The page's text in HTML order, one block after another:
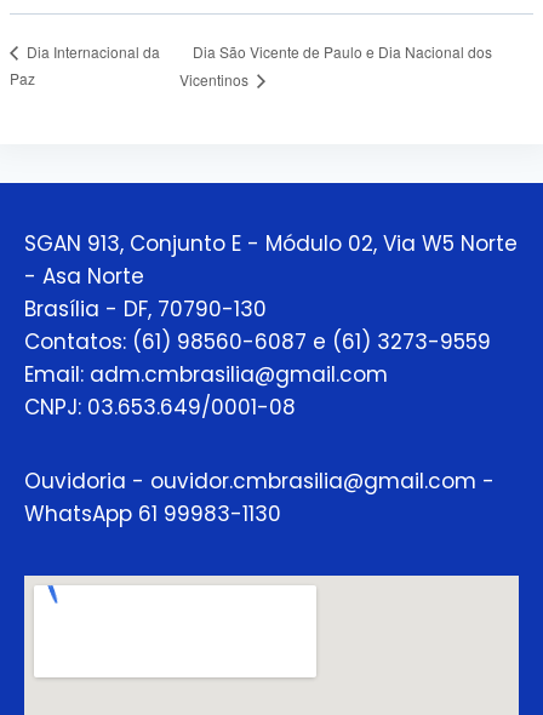
Dia Internacional da
Paz
Dia São Vicente de Paulo e Dia Nacional dos
Vicentinos
SGAN 913, Conjunto E - Módulo 02, Via W5 Norte
- Asa Norte
Brasília - DF, 70790-130
Contatos: (61) 98560-6087 e (61) 3273-9559
Email: adm.cmbrasilia@gmail.com
CNPJ: 03.653.649/0001-08
Ouvidoria - ouvidor.cmbrasilia@gmail.com -
WhatsApp 61 99983-1130